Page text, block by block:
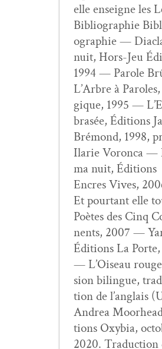
elle enseigne les
Bib­li­ogra­phie
ogra­phie —
nuit, Hors-Jeu
1994 — Parole
L’Ar­bre à
gique, 1995 —
brasée, Édi­tions
Bré­mond, 1998,
Ilar­ie Voron­ca —
ma nuit, Édi­tions
Encres Vives,
Et pour­tant elle
Poètes des Cinq
nents, 2007 —
Édi­tions La Porte,
— L’Oiseau
sion bilingue,
tion de l’anglais
Andrea
tions Oxy­bia,
2020. Tra­duc­tion